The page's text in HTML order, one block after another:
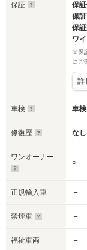
保証
保
保
保
ワ
※保
にご
詳
車検 車
修復歴 なし
ワンオーナー
○
正規輸入車 －
禁煙車 －
福祉車両 －